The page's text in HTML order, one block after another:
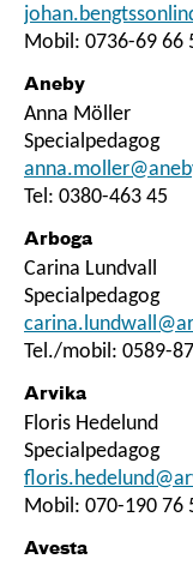
Mobil: 0736-69 66
Aneby
Anna Möller
Specialpedagog
Tel: 0380-463 45
Arboga
Carina Lundvall
Specialpedagog
Tel./mobil: 0589-
Arvika
Floris Hedelund
Specialpedagog
Mobil: 070-190 76
Avesta